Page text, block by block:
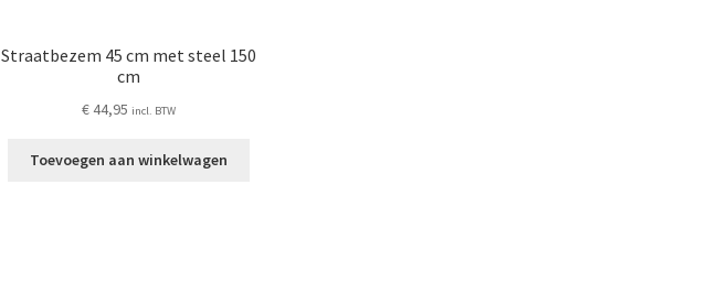
Straatbezem 45 cm met steel 150
cm
€44,95 incl. BTW
Toevoegen aan winkelwagen